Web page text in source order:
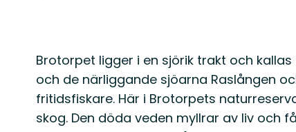
Beskrivning
Brotorpet ligger i en sjörik trakt och
och de närliggande sjöarna Raslången
fritidsfiskare. Här i Brotorpets
skog. Den döda veden myllrar av liv och